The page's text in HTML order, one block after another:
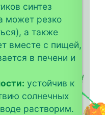
синтез
может резко
а также
вместе с пищей,
в печени и
устойчив к
солнечных
растворим.